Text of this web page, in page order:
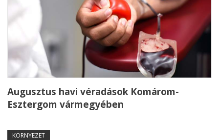
Augusztus havi véradások Komárom-
Esztergom vármegyében
KÖRNYEZET